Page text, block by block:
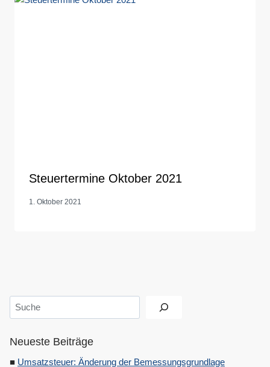
Steuertermine Oktober 2021
1. Oktober 2021
Suchen
Neueste Beiträge
Umsatzsteuer: Änderung der Bemessungsgrundlage